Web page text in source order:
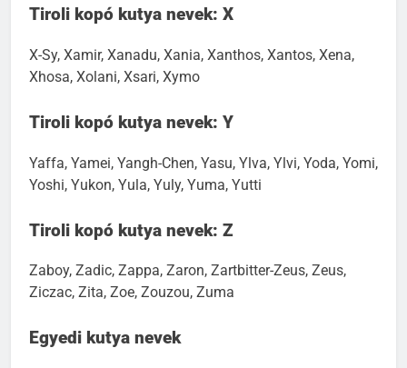
X-Sy, Xamir, Xanadu, Xania, Xanthos, Xantos, Xena,
Yaffa, Yamei, Yangh-Chen, Yasu, Ylva, Ylvi, Yoda, Yomi,
Tiroli kopó kutya nevek: Z
Zaboy, Zadic, Zappa, Zaron, Zartbitter-Zeus, Zeus,